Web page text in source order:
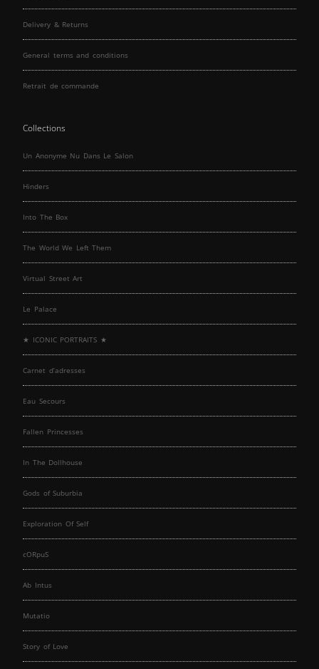
Delivery & Returns
General terms and conditions
Retrait de commande
Collections
Un Anonyme Nu Dans Le Salon
Hinders
Into The Box
The World We Left Them
Virtual Street Art
Le Palace
★ ICONIC PORTRAITS ★
Carnet d’adresses
Eau Secours
Fallen Princesses
In The Dollhouse
Gods of Suburbia
Exploration Of Self
cORpuS
Ab Intus
Mutatio
Story of Love